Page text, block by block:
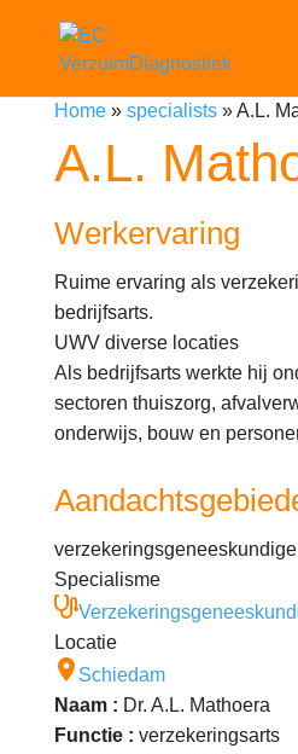
Home» specialists»A.L.
A.L.
Werkervaring
Ruime ervaring als
bedrijfsarts.
UWV diverse locaties
Als bedrijfsarts werkte hij
sectoren thuiszorg,
onderwijs, bouw en
Specialisme
Locatie
Schiedam
Naam : Dr. A.L. Mathoera
Functie : verzekeringsarts